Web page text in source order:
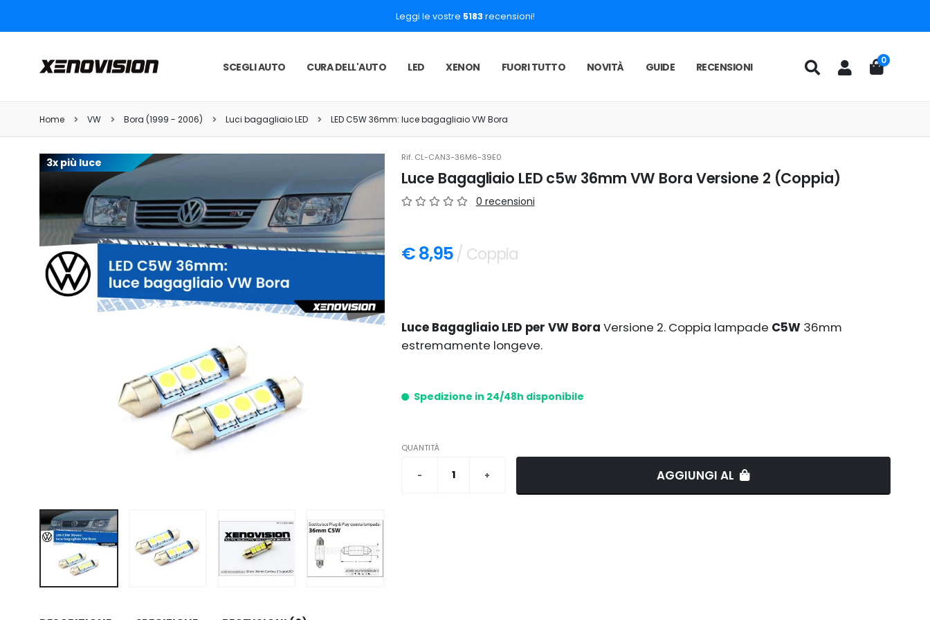
Leggi le vostre 5183recensioni!
SCEGLI AUTO CURA DELL'AUTO LED XENON FUORI TUTTO NOVITÀ GUIDE RECENSIONI
0
Home VW Bora (1999 - 2006) Luci bagagliaio LED LED C5W 36mm: luce bagagliaio VW Bora
3x più luce Rif. CL-CAN3-36M6-39E0
Luce Bagagliaio LED c5w 36mm VW Bora Versione 2 (Coppia)
0 recensioni
€ 8,95 / Coppia
Luce Bagagliaio LED per VW Bora Versione 2. Coppia lampade C5W36mm
estremamente longeve.
Spedizione in 24/48h disponibile
QUANTITÀ
AGGIUNGI AL